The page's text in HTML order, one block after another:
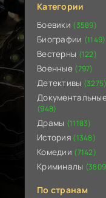
Категории
Боевики (3589)
Биографии (1149)
Вестерны (122)
Военные (797)
Детективы (3275)
(948)
Драмы (11183)
История (1348)
Комедии (7142)
Криминалы
По странам